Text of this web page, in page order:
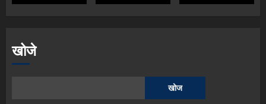
खोजे
खोज